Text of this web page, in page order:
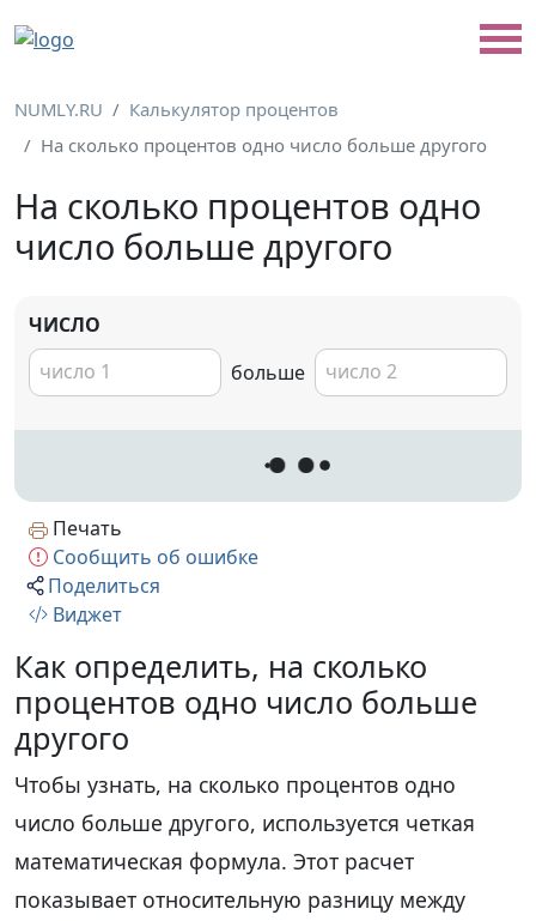
NUMLY.RU
Калькулятор процентов
На сколько процентов одно число больше другого
На сколько процентов одно
число больше другого
ЧИСЛО
больше
Печать
Сообщить об ошибке
Поделиться
Виджет
Как определить, на сколько
процентов одно число больше
другого
Чтобы узнать, на сколько процентов одно
число больше другого, используется четкая
математическая формула. Этот расчет
показывает относительную разницу между